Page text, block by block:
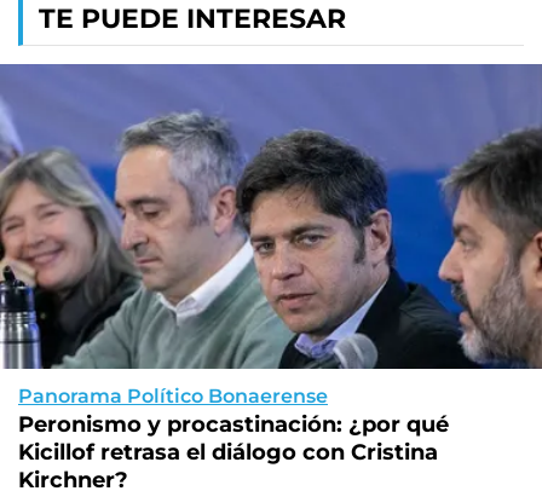
TE PUEDE INTERESAR
Panorama Político Bonaerense
Peronismo y procastinación: ¿por qué
Kicillof retrasa el diálogo con Cristina
Kirchner?